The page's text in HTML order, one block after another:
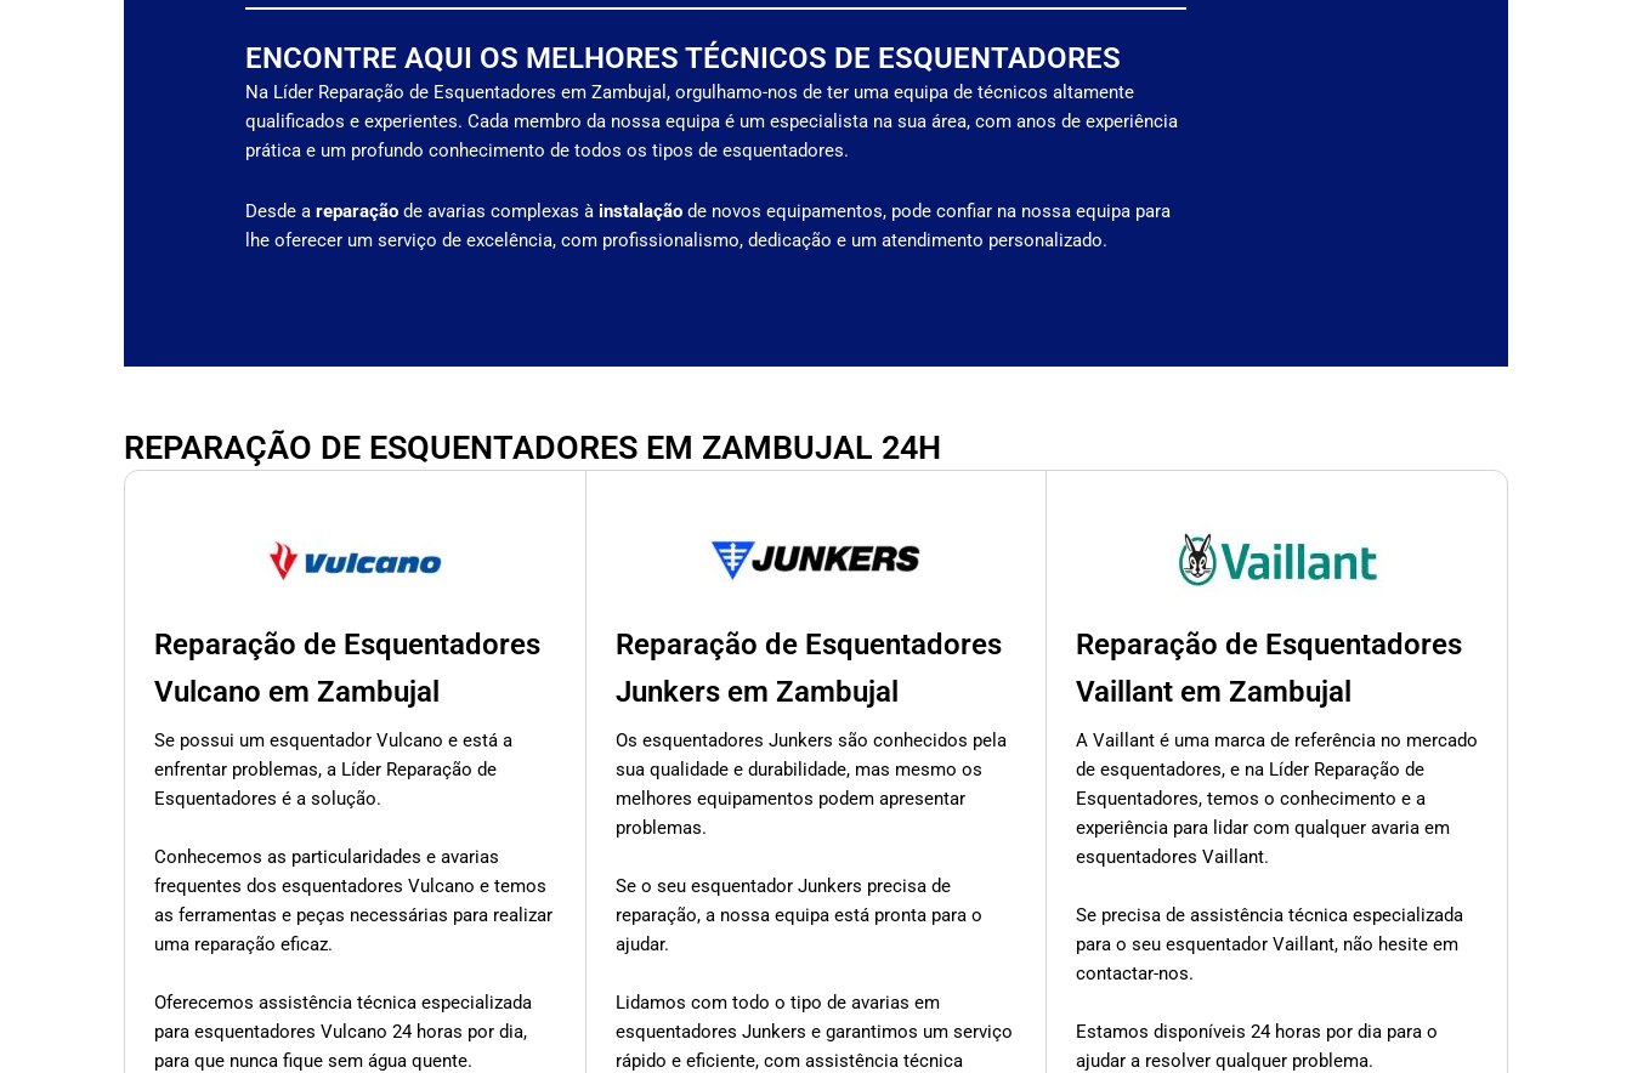
ENCONTRE AQUI OS MELHORES TÉCNICOS DE ESQUENTADORES
Na Líder Reparação de Esquentadores em Zambujal, orgulhamo-nos de ter uma equipa de técnicos altamente
qualificados e experientes. Cada membro da nossa equipa é um especialista na sua área, com anos de experiência
prática e um profundo conhecimento de todos os tipos de esquentadores.
Desde a reparação de avarias complexas à instalação de novos equipamentos, pode confiar na nossa equipa para
lhe oferecer um serviço de excelência, com profissionalismo, dedicação e um atendimento personalizado.
REPARAÇÃO DE ESQUENTADORES EM ZAMBUJAL 24H
Reparação de Esquentadores
Vulcano em Zambujal
Se possui um esquentador Vulcano e está a
enfrentar problemas, a Líder Reparação de
Esquentadores é a solução.
Conhecemos as particularidades e avarias
frequentes dos esquentadores Vulcano e temos
as ferramentas e peças necessárias para realizar
uma reparação eficaz.
Oferecemos assistência técnica especializada
para esquentadores Vulcano 24 horas por dia,
para que nunca fique sem água quente.
Reparação de Esquentadores
Junkers em Zambujal
Os esquentadores Junkers são conhecidos pela
sua qualidade e durabilidade, mas mesmo os
melhores equipamentos podem apresentar
problemas.
Se o seu esquentador Junkers precisa de
reparação, a nossa equipa está pronta para o
ajudar.
Lidamos com todo o tipo de avarias em
esquentadores Junkers e garantimos um serviço
rápido e eficiente, com assistência técnica
Reparação de Esquentadores
Vaillant em Zambujal
A Vaillant é uma marca de referência no mercado
de esquentadores, e na Líder Reparação de
Esquentadores, temos o conhecimento e a
experiência para lidar com qualquer avaria em
esquentadores Vaillant.
Se precisa de assistência técnica especializada
para o seu esquentador Vaillant, não hesite em
contactar-nos.
Estamos disponíveis 24 horas por dia para o
ajudar a resolver qualquer problema.